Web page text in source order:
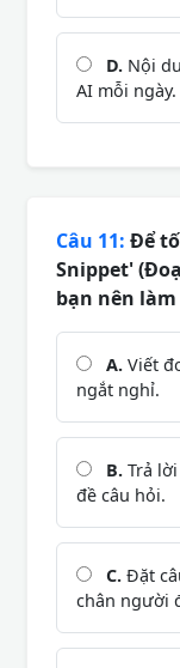
D. Nội
AI mỗi ngày.
Câu 11: Để
Snippet'
bạn nên làm
A. Viết
ngắt nghỉ.
B. Trả
đề câu hỏi.
C. Đặt
chân người